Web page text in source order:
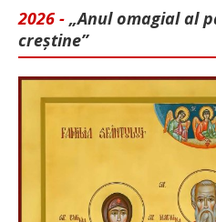
2026 - „Anul omagial al
creștine”